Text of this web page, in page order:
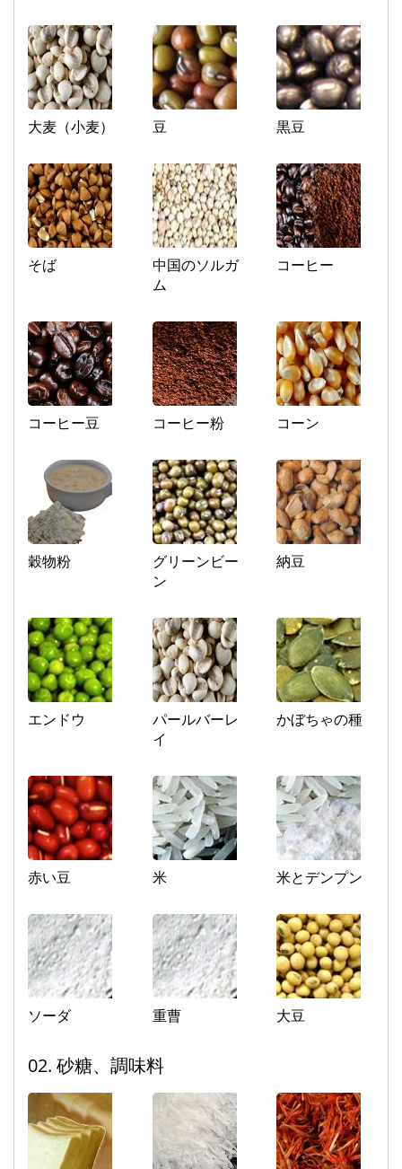
大麦（小麦） 豆 黒豆
そば
中国のソルガ
ム
コーヒー
コーヒー豆 コーヒー粉 コーン
穀物粉
グリーンビー
ン
納豆
エンドウ
パールバーレ
イ
かぼちゃの種
赤い豆 米 米とデンプン
ソーダ 重曹 大豆
02. 砂糖、調味料